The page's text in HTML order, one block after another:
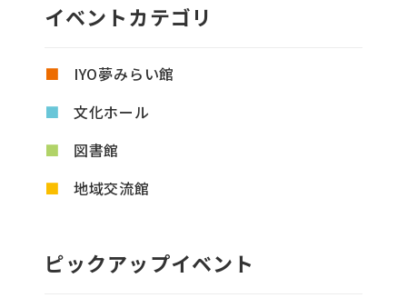
イベントカテゴリ
IYO夢みらい館
文化ホール
図書館
地域交流館
ピックアップイベント